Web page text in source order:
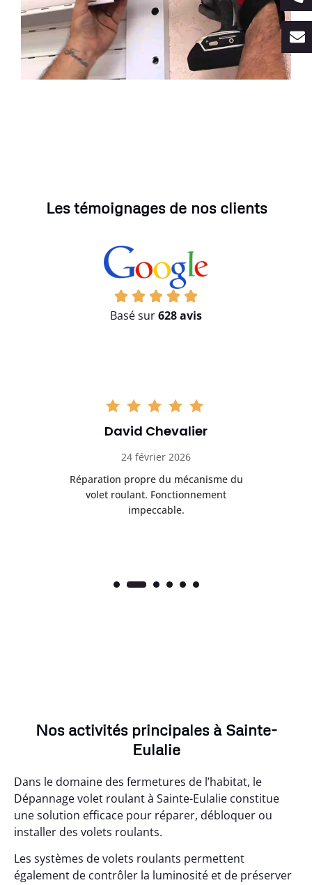
Les témoignages de nos clients
Basé sur628 avis
David Chevalier
24 février 2026
Réparation propre du mécanisme du
volet roulant. Fonctionnement
impeccable.
Nos activités principales à Sainte-
Eulalie
Dans le domaine des fermetures de l’habitat, le
Dépannage volet roulant à Sainte-Eulalie constitue
une solution efficace pour réparer, débloquer ou
installer des volets roulants.
Les systèmes de volets roulants permettent
également de contrôler la luminosité et de préserver